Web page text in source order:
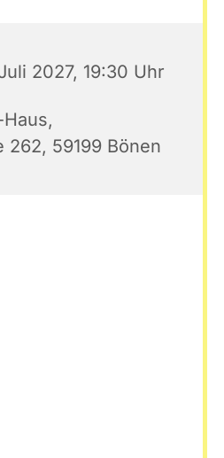
2027, 19:30 Uhr
262, 59199 Bönen